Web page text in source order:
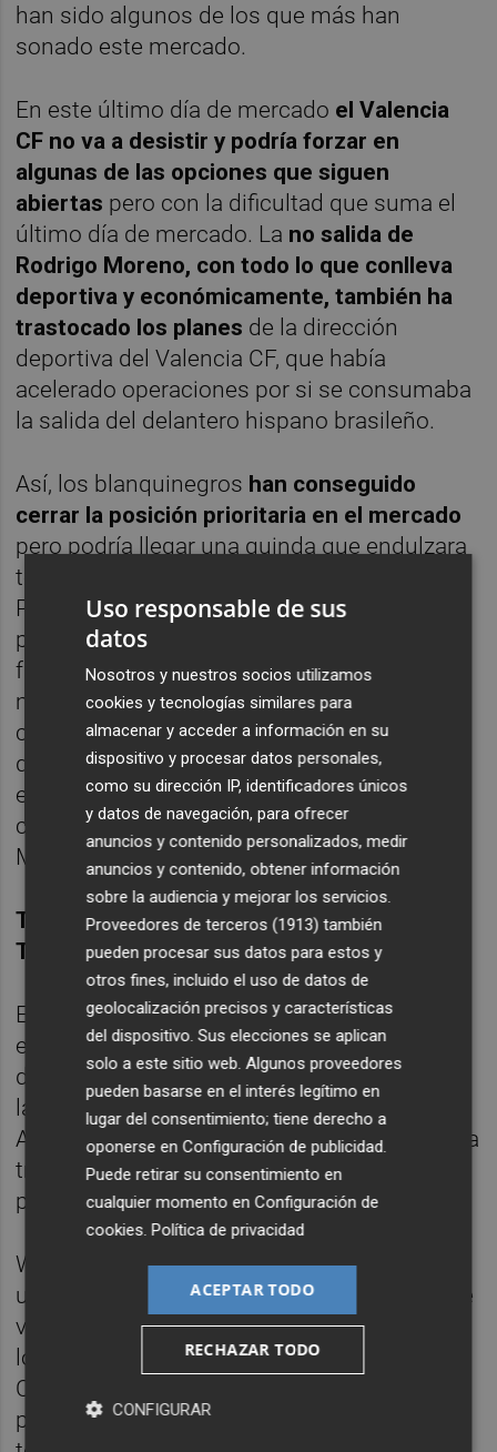
han sido algunos de los que más han
sonado este mercado.
En este último día de mercado el Valencia
CF no va a desistir y podría forzar en
algunas de las opciones que siguen
abiertas pero con la dificultad que suma el
último día de mercado. La no salida de
Rodrigo Moreno, con todo lo que conlleva
deportiva y económicamente, también ha
trastocado los planes de la dirección
deportiva del Valencia CF, que había
acelerado operaciones por si se consumaba
la salida del delantero hispano brasileño.
Así, los blanquinegros han conseguido
cerrar la posición prioritaria en el mercado
pero podría llegar una guinda que endulzara
todavía más la plantilla de Albert Celades.
Para ello, el Valencia va a estar atento que
pueda surgir la opción de contratar a algún
futbolista que sea una oportunidad de
mercado. La estrategia pasaría por
conseguir la cesión de algún futbolista que
quiera salir para gozar de minutos. Un
escenario que en los últimos días apareció
con Ceballos, pero la negativa del Real
Madrid enfrió la operación.
THIERRY CORREIA, EL QUE MÁS NÚMEROS
TIENE PARA SALIR
En el capítulo de salidas, todos los focos
están puestos en Thierry Correia. El fichaje
de Alessandro Florenzi le ha tapado todas
las opciones de contar con minutos para
Albert Celades. El técnico catalán tiene hasta
tres carrileros diestros además del
portugués.
Wass y Florenzi serán los que se peleen por
un puesto fijo mientras que Piccini estará de
vuelta en las próximas semanas. Por tanto,
lo lógico es buscar una cesión para que
Correia pueda jugar con regularidad. El
problema reside en que ya ha jugado esta
Uso responsable de sus
datos
Nosotros y nuestros socios utilizamos
cookies y tecnologías similares para
almacenar y acceder a información en su
dispositivo y procesar datos personales,
como su dirección IP, identificadores únicos
y datos de navegación, para ofrecer
anuncios y contenido personalizados, medir
anuncios y contenido, obtener información
sobre la audiencia y mejorar los servicios.
Proveedores de terceros (1913) también
pueden procesar sus datos para estos y
otros fines, incluido el uso de datos de
geolocalización precisos y características
del dispositivo. Sus elecciones se aplican
solo a este sitio web. Algunos proveedores
pueden basarse en el interés legítimo en
lugar del consentimiento; tiene derecho a
oponerse enConfiguración de publicidad.
Puede retirar su consentimiento en
cualquier momento enConfiguración de
cookies.Política de privacidad
ACEPTAR TODO
RECHAZAR TODO
CONFIGURAR